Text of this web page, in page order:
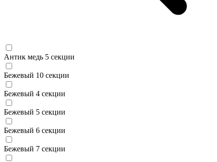
Антик медь 5 секции
Бежевый 10 секции
Бежевый 4 секции
Бежевый 5 секции
Бежевый 6 секции
Бежевый 7 секции